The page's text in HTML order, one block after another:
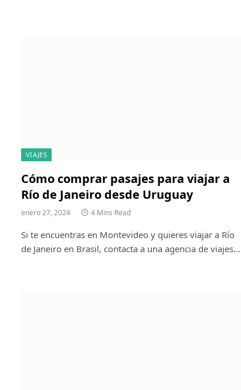
VIAJES
Cómo comprar pasajes para viajar a
Río de Janeiro desde Uruguay
enero 27, 2024 4 Mins Read
Si te encuentras en Montevideo y quieres viajar a Río
de Janeiro en Brasil, contacta a una agencia de viajes…